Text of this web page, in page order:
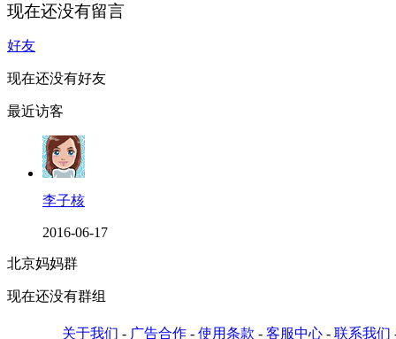
现在还没有留言
好友
现在还没有好友
最近访客
李子核
2016-06-17
北京妈妈群
现在还没有群组
关于我们 - 广告合作- 使用条款 - 客服中心- 联系我们